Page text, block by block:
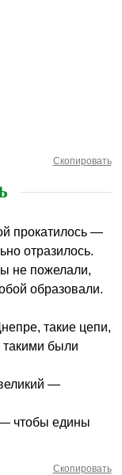
Скопировать
прокатилось —
отразилось.
не пожелали,
образовали.
такие цепи,
были
—
— чтобы едины
Скопировать